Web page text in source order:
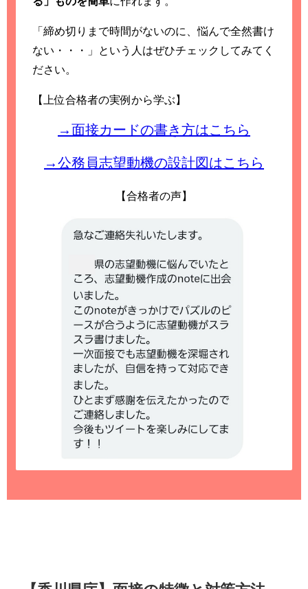
「締め切りまで時間がないのに、悩んで全然書け
ない・・・」という人はぜひチェックしてみてく
ださい。
【上位合格者の実例から学ぶ】
→面接カードの書き方はこちら
→公務員志望動機の設計図はこちら
【合格者の声】